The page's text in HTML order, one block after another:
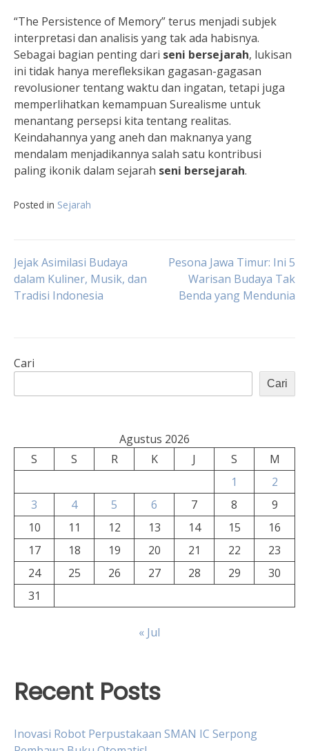
“The Persistence of Memory” terus menjadi subjek
interpretasi dan analisis yang tak ada habisnya.
Sebagai bagian penting dari seni bersejarah, lukisan
ini tidak hanya merefleksikan gagasan-gagasan
revolusioner tentang waktu dan ingatan, tetapi juga
memperlihatkan kemampuan Surealisme untuk
menantang persepsi kita tentang realitas.
Keindahannya yang aneh dan maknanya yang
mendalam menjadikannya salah satu kontribusi
paling ikonik dalam sejarah seni bersejarah.
Posted in Sejarah
Navigasi
pos
Jejak Asimilasi Budaya
dalam Kuliner, Musik, dan
Tradisi Indonesia
Pesona Jawa Timur: Ini 5
Warisan Budaya Tak
Benda yang Mendunia
Cari
Cari
Agustus 2026
S
S R K J S
M
1
2
3
4 5 6 7 8
9
10
11 12 13 14 15
16
17
18 19 20 21 22
23
24
25 26 27 28 29
30
31
« Jul
Recent Posts
Inovasi Robot Perpustakaan SMAN IC Serpong